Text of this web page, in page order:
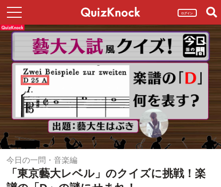
ログイン
今日の一問・音楽編
「東京藝大レベル」のクイズに挑戦！楽